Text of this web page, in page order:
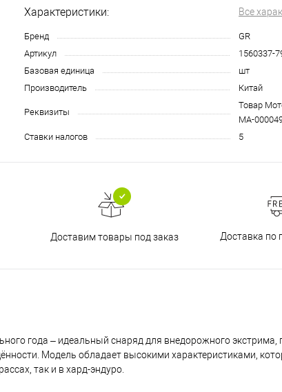
Характеристики: Все
Бренд
GR
Артикул
1560337-
Базовая единица
шт
Производитель
Китай
Реквизиты
Товар
МА-
Ставки налогов
5
Доставим товары под заказ Доставка по
года – идеальный снаряд для внедорожного
Модель обладает высокими характеристиками,
так и в хард-эндуро.